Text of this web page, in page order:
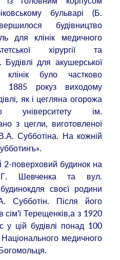
бульварі (Б.
будівництво
для клінік медичного
хірургії та
Будівлі для акушерської
клінік було частково
1885 рокуз виходому
як і цегляна огорожа
університету ім.
з цегли, виготовленої
Субботіна. На кожній
2-поверховий будинок на
Шевченка та вул.
своєї родини
Субботін. Після його
Терещенків,а з 1920
у цій будівлі понад 100
медичного